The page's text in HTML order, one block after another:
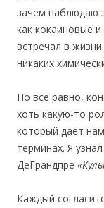
зачем наблюдаю
как кокаиновые
встречал в
никаких
Но все равно,
хоть какую-то
который дает
терминах. Я
ДеГрандпре «
Каждый